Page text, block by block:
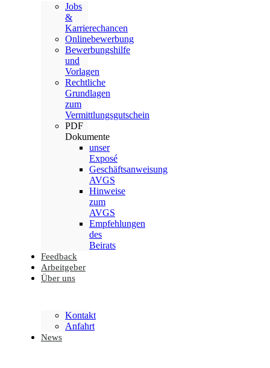
Jobs
&
Karrierechancen
Onlinebewerbung
Bewerbungshilfe
und
Vorlagen
Rechtliche
Grundlagen
zum
Vermittlungsgutschein
PDF
Dokumente
unser
Exposé
Geschäftsanweisung
AVGS
Hinweise
zum
AVGS
Empfehlungen
des
Beirats
Feedback
Arbeitgeber
Über uns
Kontakt
Anfahrt
News